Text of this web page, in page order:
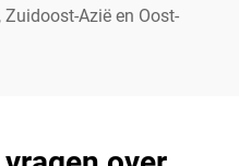
Azië en Oost-